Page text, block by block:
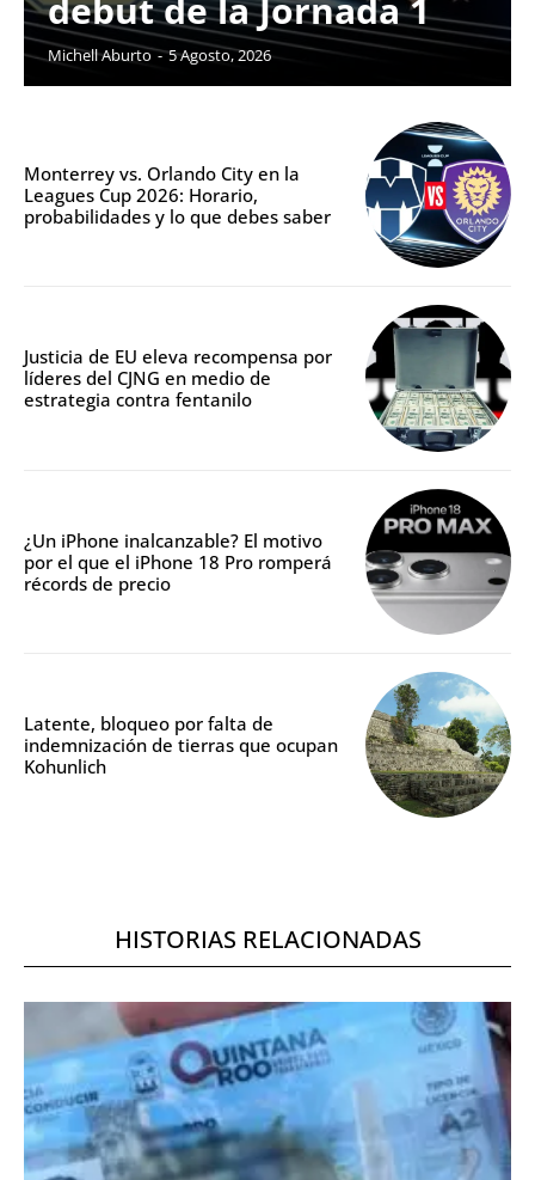
debut de la Jornada 1
Michell Aburto - 5 Agosto, 2026
Monterrey vs. Orlando City en la
Leagues Cup 2026: Horario,
probabilidades y lo que debes saber
Justicia de EU eleva recompensa por
líderes del CJNG en medio de
estrategia contra fentanilo
¿Un iPhone inalcanzable? El motivo
por el que el iPhone 18 Pro romperá
récords de precio
Latente, bloqueo por falta de
indemnización de tierras que ocupan
Kohunlich
HISTORIAS RELACIONADAS